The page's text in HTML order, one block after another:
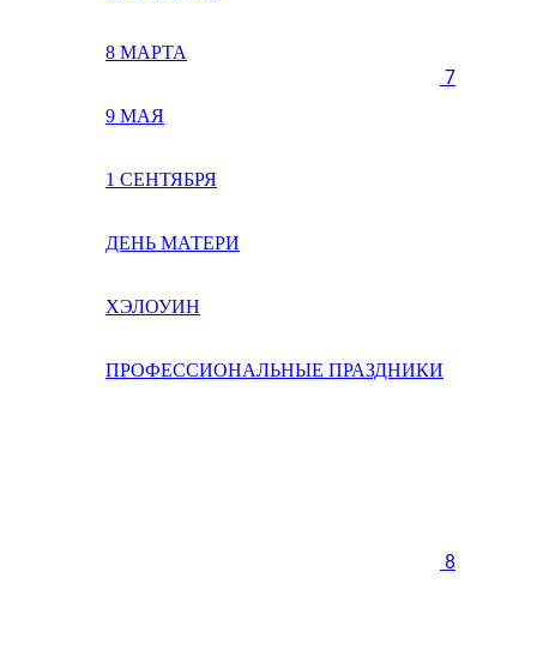
8 МАРТА
9 МАЯ
1 СЕНТЯБРЯ
ДЕНЬ МАТЕРИ
ХЭЛОУИН
ПРОФЕССИОНАЛЬНЫЕ ПРАЗДНИКИ
7
8